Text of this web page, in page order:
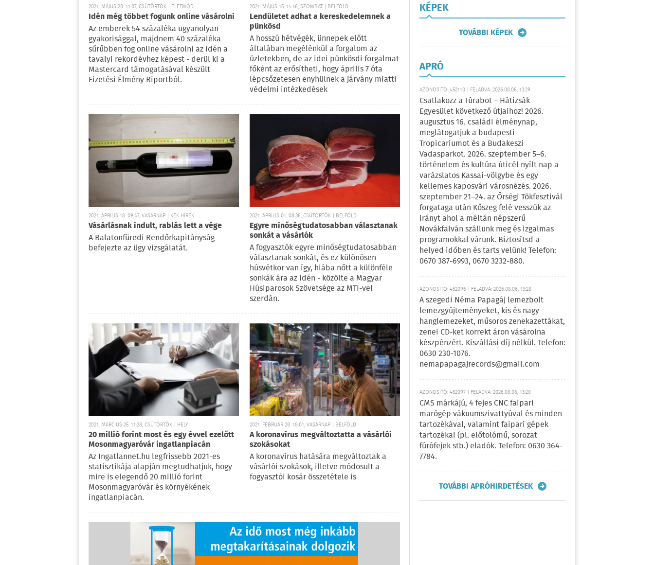
2021. MÁJUS 20. 11:07, CSÜTÖRTÖK | ÉLETMÓD
Idén még többet fogunk online vásárolni
Az emberek 54 százaléka ugyanolyan
gyakorisággal, majdnem 40 százaléka
sűrűbben fog online vásárolni az idén a
tavalyi rekordévhez képest - derül ki a
Mastercard támogatásával készült
Fizetési Élmény Riportból.
2021. MÁJUS 15. 14:16, SZOMBAT | BELFÖLD
Lendületet adhat a kereskedelemnek a
pünkösd
A hosszú hétvégék, ünnepek előtt
általában megélénkül a forgalom az
üzletekben, de az idei pünkösdi forgalmat
főként az erősítheti, hogy április 7 óta
lépcsőzetesen enyhülnek a járvány miatti
védelmi intézkedések
2021. ÁPRILIS 18. 09:47, VASÁRNAP | KÉK HÍREK
Vásárlásnak indult, rablás lett a vége
A Balatonfüredi Rendőrkapitányság
befejezte az ügy vizsgálatát.
2021. ÁPRILIS 01. 08:36, CSÜTÖRTÖK | BELFÖLD
Egyre minőségtudatosabban választanak
sonkát a vásárlók
A fogyasztók egyre minőségtudatosabban
választanak sonkát, és ez különösen
húsvétkor van így, hiába nőtt a különféle
sonkák ára az idén - közölte a Magyar
Húsiparosok Szövetsége az MTI-vel
szerdán.
2021. MÁRCIUS 25. 11:28, CSÜTÖRTÖK | HELYI
20 millió forint most és egy évvel ezelőtt
Mosonmagyaróvár ingatlanpiacán
Az Ingatlannet.hu legfrissebb 2021-es
statisztikája alapján megtudhatjuk, hogy
mire is elegendő 20 millió forint
Mosonmagyaróvár és környékének
ingatlanpiacán.
2021. FEBRUÁR 28. 18:01, VASÁRNAP | BELFÖLD
A koronavírus megváltoztatta a vásárlói
szokásokat
A koronavírus hatására megváltoztak a
vásárlói szokások, illetve módosult a
fogyasztói kosár összetétele is
KÉPEK
TOVÁBBI KÉPEK
APRÓ
AZONOSÍTÓ: 452110 | FELADVA: 2026.08.06, 13:29
Csatlakozz a Túrabot – Hátizsák
Egyesület következő útjaihoz! 2026.
augusztus 16. családi élménynap,
meglátogatjuk a budapesti
Tropicariumot és a Budakeszi
Vadasparkot. 2026. szeptember 5–6.
történelem és kultúra úticél nyílt nap a
varázslatos Kassai-völgybe és egy
kellemes kaposvári városnézés. 2026.
szeptember 21–24. az Őrségi Tökfesztivál
forgataga után Kőszeg felé vesszük az
irányt ahol a méltán népszerű
Novákfalván szállunk meg és izgalmas
programokkal várunk. Biztosítsd a
helyed időben és tarts velünk! Telefon:
0670 387-6993, 0670 3232-880.
AZONOSÍTÓ: 452096 | FELADVA: 2026.08.06, 13:28
A szegedi Néma Papagáj lemezbolt
lemezgyűjteményeket, kis és nagy
hanglemezeket, műsoros zenekazettákat,
zenei CD-ket korrekt áron vásárolna
készpénzért. Kiszállási díj nélkül. Telefon:
0630 230-1076.
nemapapagajrecords@gmail.com
AZONOSÍTÓ: 452097 | FELADVA: 2026.08.06, 13:28
CMS márkájú, 4 fejes CNC faipari
marógép vákuumszivattyúval és minden
tartozékával, valamint faipari gépek
tartozékai (pl. előtolómű, sorozat
fúrófejek stb.) eladók. Telefon: 0630 364-
7784.
TOVÁBBI APRÓHIRDETÉSEK